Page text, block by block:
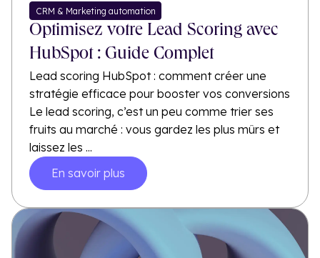
CRM & Marketing automation
Optimisez votre Lead Scoring avec
HubSpot : Guide Complet
Lead scoring HubSpot : comment créer une
stratégie efficace pour booster vos conversions
Le lead scoring, c’est un peu comme trier ses
fruits au marché : vous gardez les plus mûrs et
laissez les ...
En savoir plus